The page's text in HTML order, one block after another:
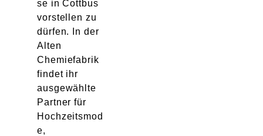
se in Cottbus
vorstellen zu
dürfen. In der
Alten
Chemiefabrik
findet ihr
ausgewählte
Partner für
Hochzeitsmod
e,